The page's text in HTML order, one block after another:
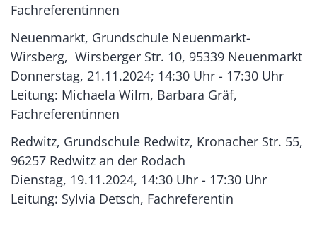
Fachreferentinnen
Neuenmarkt, Grundschule Neuenmarkt-
Wirsberg, Wirsberger Str. 10, 95339 Neuenmarkt
Donnerstag, 21.11.2024; 14:30 Uhr - 17:30 Uhr
Leitung: Michaela Wilm, Barbara Gräf,
Fachreferentinnen
Redwitz, Grundschule Redwitz, Kronacher Str. 55,
96257 Redwitz an der Rodach
Dienstag, 19.11.2024, 14:30 Uhr - 17:30 Uhr
Leitung: Sylvia Detsch, Fachreferentin